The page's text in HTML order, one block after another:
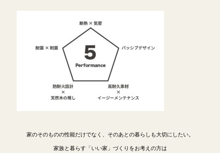
家のそのものの性能だけでなく、そのあとの暮らしも大切にしたい。
家族と暮らす「いい家」づくりをお考えの方は